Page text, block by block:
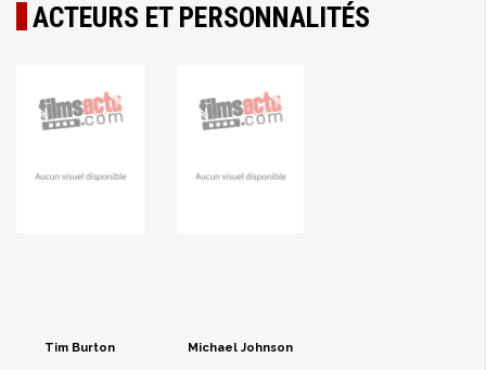
ACTEURS ET PERSONNALITÉS
Tim Burton Michael Johnson